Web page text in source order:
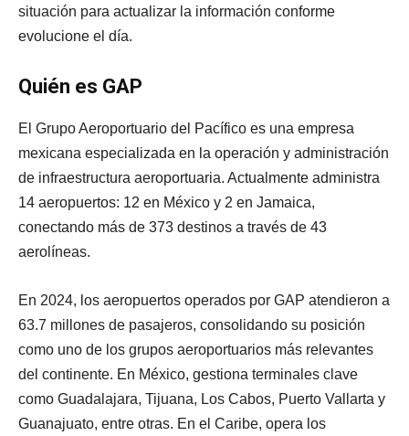
situación para actualizar la información conforme
evolucione el día.
Quién es GAP
El Grupo Aeroportuario del Pacífico es una empresa
mexicana especializada en la operación y administración
de infraestructura aeroportuaria. Actualmente administra
14 aeropuertos: 12 en México y 2 en Jamaica,
conectando más de 373 destinos a través de 43
aerolíneas.
En 2024, los aeropuertos operados por GAP atendieron a
63.7 millones de pasajeros, consolidando su posición
como uno de los grupos aeroportuarios más relevantes
del continente. En México, gestiona terminales clave
como Guadalajara, Tijuana, Los Cabos, Puerto Vallarta y
Guanajuato, entre otras. En el Caribe, opera los